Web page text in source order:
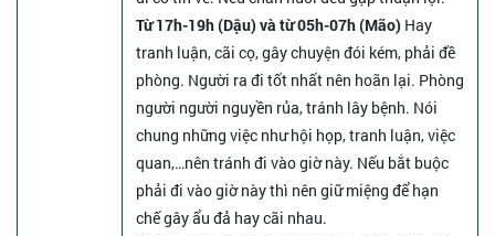
Từ 17h-19h (Dậu) và từ 05h-07h (Mão) Hay
tranh luận, cãi cọ, gây chuyện đói kém, phải đề
phòng. Người ra đi tốt nhất nên hoãn lại. Phòng
người người nguyền rủa, tránh lây bệnh. Nói
chung những việc như hội họp, tranh luận, việc
quan,…nên tránh đi vào giờ này. Nếu bắt buộc
phải đi vào giờ này thì nên giữ miệng để hạn
chế gây ẩu đả hay cãi nhau.